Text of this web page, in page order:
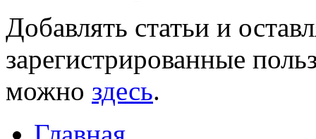
Добавлять статьи и
зарегистрированные
можно здесь.